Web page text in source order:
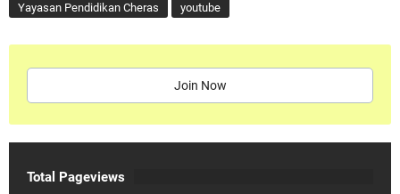
Yayasan Pendidikan Cheras
youtube
Join Now
Total Pageviews